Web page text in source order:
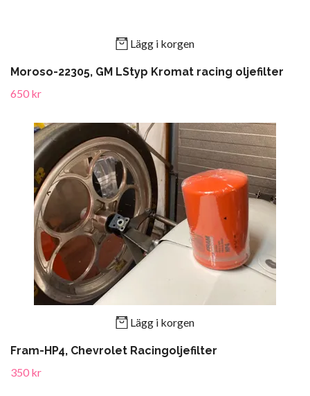
Lägg i korgen
Moroso-22305, GM LStyp Kromat racing oljefilter
650 kr
Lägg i korgen
Fram-HP4, Chevrolet Racingoljefilter
350 kr